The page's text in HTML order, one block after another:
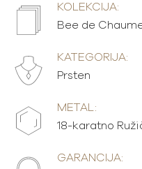
KOLEKCIJA:
Bee de
KATEGORIJA:
Prsten
METAL:
18-karatno
GARANCIJA: